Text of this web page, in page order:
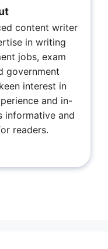
content writer
in writing
jobs, exam
government
interest in
and in-
informative and
readers.